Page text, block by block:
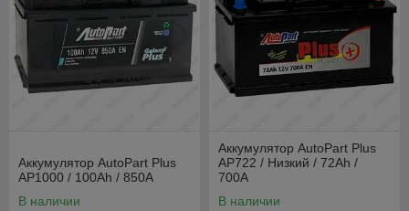
Аккумулятор AutoPart Plus
AP1000 / 100Ah / 850А
В наличии
Аккумулятор AutoPart Plus
AP722 / Низкий / 72Ah /
700А
В наличии